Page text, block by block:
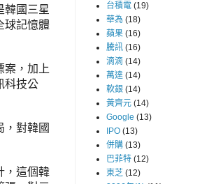
韓國三星
球記憶體
案，加上
科技公
，對韓國
，這個韓
台積電 (19)
華為 (18)
蘋果 (16)
騰訊 (16)
滴滴 (14)
萬達 (14)
軟銀 (14)
黃齊元 (14)
Google (13)
IPO (13)
併購 (13)
巴菲特 (12)
東芝 (12)